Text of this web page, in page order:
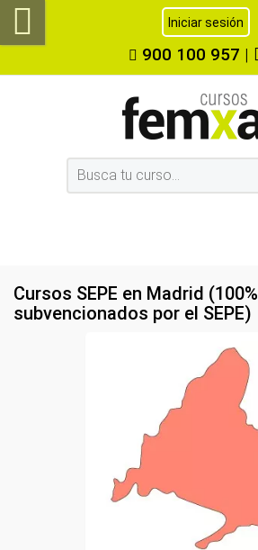
Iniciar sesión
900 100 957 |
Cursos SEPE en Madrid (100%
subvencionados por el SEPE)